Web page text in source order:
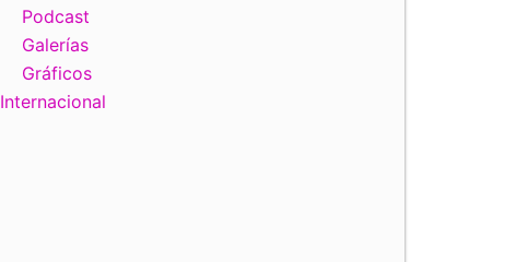
Podcast
Galerías
Gráficos
Internacional